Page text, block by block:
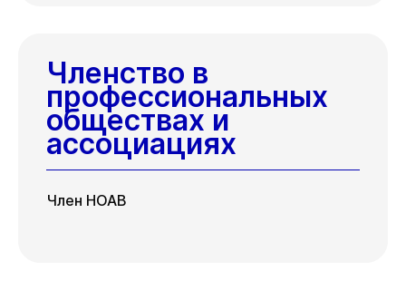
Членство в
профессиональных
обществах и
ассоциациях
Член НОАВ